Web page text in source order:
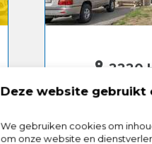
2220
Deze website gebruikt
We gebruiken cookies om
om onze website en